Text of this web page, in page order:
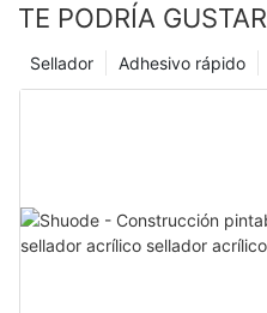
TE PODRÍA GUSTAR
Adhesivo rápido
Sellador